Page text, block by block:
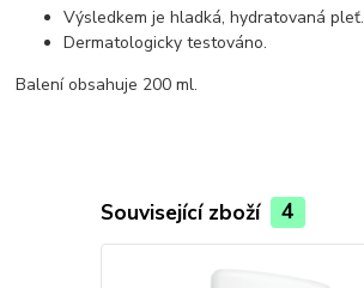
Výsledkem je hladká, hydratovaná pleť.
Dermatologicky testováno.
Balení obsahuje 200 ml.
Související zboží 4